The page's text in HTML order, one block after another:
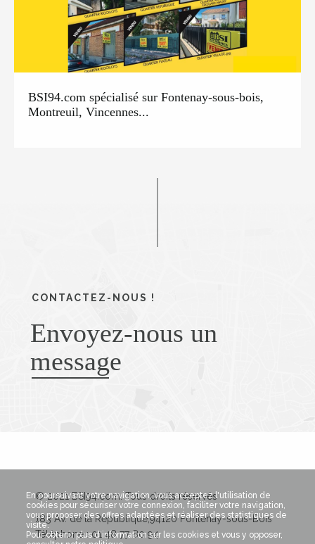
BSI94.com spécialisé sur Fontenay-sous-bois,
Montreuil, Vincennes...
CONTACTEZ-NOUS !
Envoyez-nous un
message
© 2021 BSI94.com. Tous droits réservés
183 Av. de la République,94120 Fontenay-sous-Bois
Téléphone : 01 48 77 80 94
En poursuivant votre navigation, vous acceptez l'utilisation de
cookies pour sécuriser votre connexion, faciliter votre navigation,
vous proposer des offres adaptées et réaliser des statistiques de
visite.
Pour obtenir plus d'information sur les cookies et vous y opposer,